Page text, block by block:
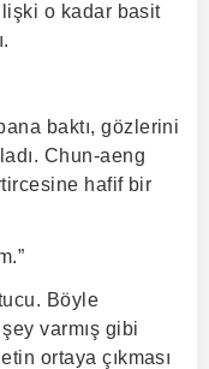
o kadar basit
baktı, gözlerini
Chun-aeng
hafif bir
Böyle
varmış gibi
ortaya çıkması